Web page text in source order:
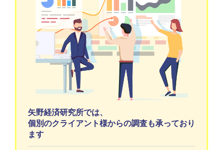
矢野経済研究所では、
個別のクライアント様からの調査も承っており
ます